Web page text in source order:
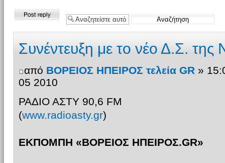
Δημιουργία
Συνέντευξη με το νέο Δ.Σ. της
από ΒΟΡΕΙΟΣ ΗΠΕΙΡΟΣ τελεία GR »
05 2010
ΡΑΔΙΟ ΑΣΤΥ 90,6 FM
(www.radioasty.gr)
ΕΚΠΟΜΠΗ «ΒΟΡΕΙΟΣ ΗΠΕΙΡΟΣ.GR»